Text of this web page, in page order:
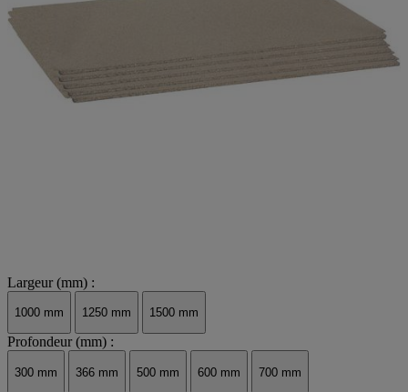
Largeur (mm) :
1000 mm 1250 mm 1500 mm
Profondeur (mm) :
300 mm 366 mm 500 mm 600 mm 700 mm